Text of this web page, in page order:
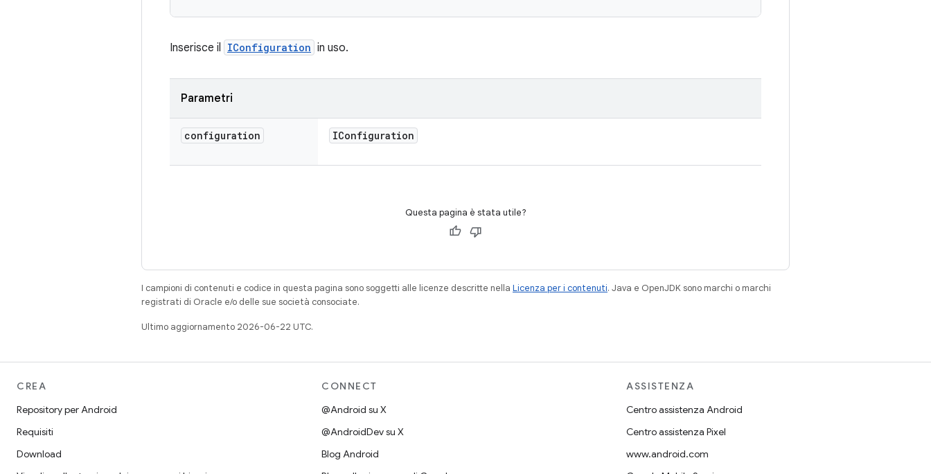
Inserisce il IConfiguration in uso.
Parametri
configuration IConfiguration
Questa pagina è stata utile?
I campioni di contenuti e codice in questa pagina sono soggetti alle licenze descritte nella Licenza per i contenuti. Java e OpenJDK sono marchi o marchi
registrati di Oracle e/o delle sue società consociate.
Ultimo aggiornamento 2026-06-22 UTC.
CREA
Repository per Android
Requisiti
Download
CONNECT
@Android su X
@AndroidDev su X
Blog Android
ASSISTENZA
Centro assistenza Android
Centro assistenza Pixel
www.android.com